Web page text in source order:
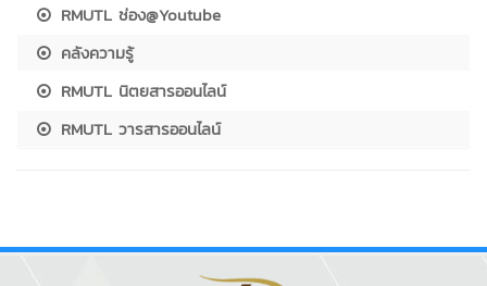
RMUTL ช่อง@Youtube
คลังความรู้
RMUTL นิตยสารออนไลน์
RMUTL วารสารออนไลน์